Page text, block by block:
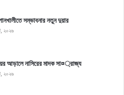
সম্ভাবনার নতুন দুয়ার
২০২৬
আড়ালে নাসিরের মাদক সা¤্রাজ্য
২০২৬